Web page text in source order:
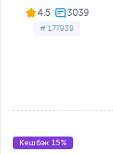
4.5
# 177939
Кешбэк 15%